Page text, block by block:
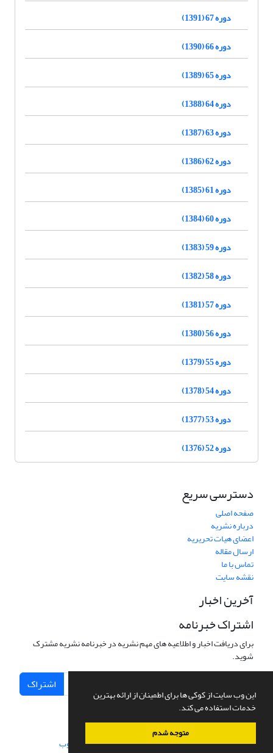
این وب سایت از کوکی ها برای اطمینان از ارائه بهترین
خدمات استفاده می کند.
متوجه شدم
دوره 67 (1391)
دوره 66 (1390)
دوره 65 (1389)
دوره 64 (1388)
دوره 63 (1387)
دوره 62 (1386)
دوره 61 (1385)
دوره 60 (1384)
دوره 59 (1383)
دوره 58 (1382)
دوره 57 (1381)
دوره 56 (1380)
دوره 55 (1379)
دوره 54 (1378)
دوره 53 (1377)
دوره 52 (1376)
دسترسی سریع
صفحه اصلی
درباره نشریه
اعضای هیات تحریریه
ارسال مقاله
تماس با ما
نقشه سایت
آخرین اخبار
اشتراک خبرنامه
برای دریافت اخبار و اطلاعیه های مهم نشریه در خبرنامه نشریه مشترک
شوید.
اشتراک
سامانه مدیریت نشریات علمی.طراحی و پیاده سازی از سیناوب